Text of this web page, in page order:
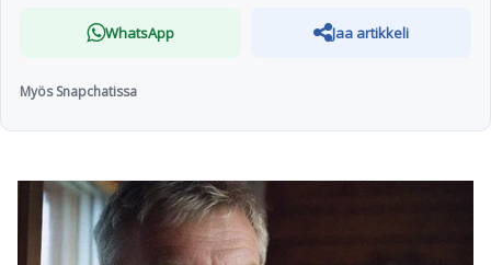
WhatsApp Jaa artikkeli
Myös Snapchatissa